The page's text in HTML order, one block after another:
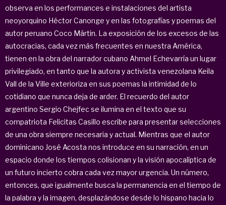
observa en los performances e instalaciones del artista
neoyorquino Héctor Canonge y en las fotografías y poemas del
autor peruano Coco Mártin. La exposición de los excesos de las
autocracias, cada vez más frecuentes en nuestra América,
tienen en la obra del narrador cubano Ahmel Echevarría un lugar
privilegiado, en tanto que la autora y activista venezolana Keila
Vall de la Ville exterioriza en sus poemas la intimidad de lo
cotidiano que nunca deja de arder. El recuerdo del autor
argentino Sergio Chejfec se ilumina en el texto que su
compatriota Felicitas Casillo escribe para presentar selecciones
de una obra siempre necesaria y actual. Mientras que el autor
dominicano José Acosta nos introduce en su narración, en un
espacio donde los tiempos colisionan y la visión apocalíptica de
un futuro incierto cobra cada vez mayor urgencia. Un número,
entonces, que igualmente busca la permanencia en el tiempo de
la palabra y la imagen, desplazándose desde lo hispano hacia lo